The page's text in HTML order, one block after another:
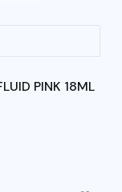
PINK 18ML